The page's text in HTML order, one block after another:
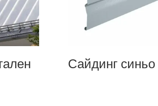
Сайдинг синьо